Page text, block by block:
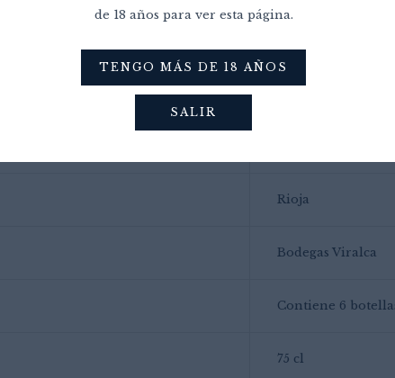
HERENCIA BAYEU
ideal para regalar, acompañar tus mejores platos
los pequeños detalles.
Rioja
Bodegas Viralca
Contiene 6
75 cl
de 18 años para ver esta página.
TENGO MÁS DE 18 AÑOS
SALIR